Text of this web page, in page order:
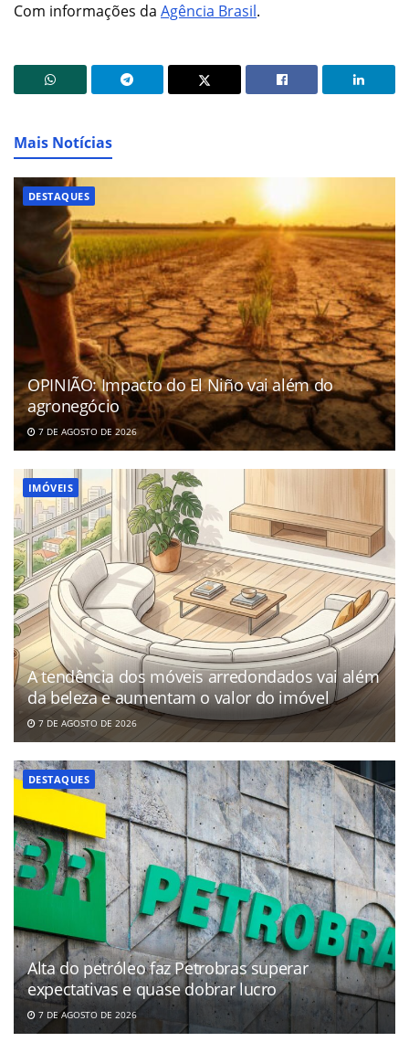
Com informações da Agência Brasil.
Mais Notícias
DESTAQUES
OPINIÃO: Impacto do El Niño vai além do
agronegócio
7 DE AGOSTO DE 2026
IMÓVEIS
A tendência dos móveis arredondados vai além
da beleza e aumentam o valor do imóvel
7 DE AGOSTO DE 2026
DESTAQUES
Alta do petróleo faz Petrobras superar
expectativas e quase dobrar lucro
7 DE AGOSTO DE 2026